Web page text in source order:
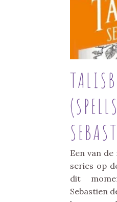
Een van
series op
dit
Sebastien